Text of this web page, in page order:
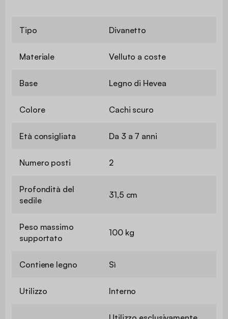
Tipo Divanetto
Materiale Velluto a coste
Base Legno di Hevea
Colore Cachi scuro
Età consigliata Da 3 a 7 anni
Numero posti 2
Profondità del
sedile
31,5 cm
Peso massimo
supportato
100 kg
Contiene legno Sì
Utilizzo Interno